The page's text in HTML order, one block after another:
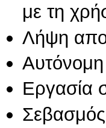
με τη
Λήψη
Εργασία
Σεβασμός